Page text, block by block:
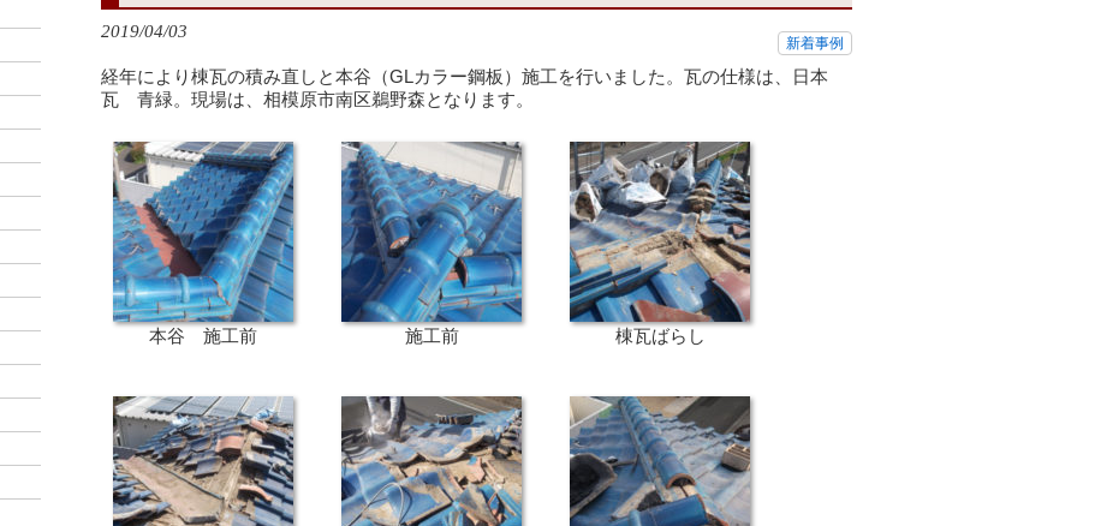
2019/04/03
新着事例
経年により棟瓦の積み直しと本谷（GLカラー鋼板）施工を行いました。瓦の仕様は、日本
瓦 青緑。現場は、相模原市南区鵜野森となります。
本谷 施工前 施工前 棟瓦ばらし